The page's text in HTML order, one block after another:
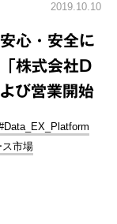
2019.10.10
心・安全に
株式会社D
び営業開始
ス市場